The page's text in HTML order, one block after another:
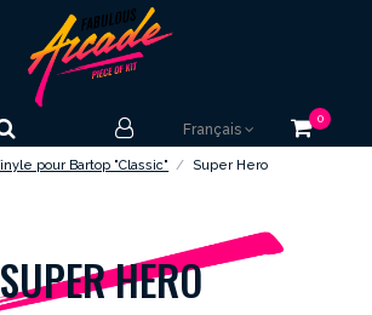
Français
0
pour Bartop "Classic" Super Hero
SUPER HERO